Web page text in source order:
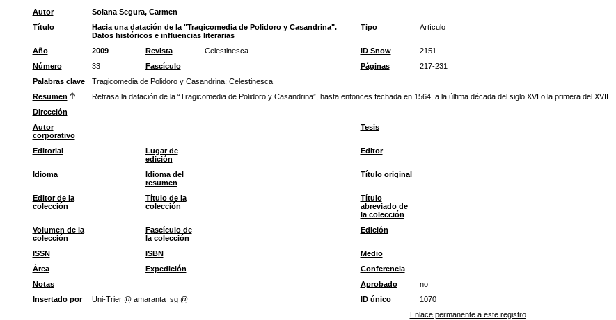
Autor
Solana Segura, Carmen
Título
Hacia una datación de la "Tragicomedia de Polidoro y Casandrina".
Datos históricos e influencias literarias
Tipo Artículo
Año 2009 Revista Celestinesca ID Snow
2151
Número
33 Fascículo Páginas
217-231
Palabras clave
Tragicomedia de Polidoro y Casandrina; Celestinesca
Resumen
Retrasa la datación de la “Tragicomedia de Polidoro y Casandrina”, hasta entonces fechada en 1564, a la última década del siglo XVI o la primera del XVII.
Dirección
Autor
corporativo
Tesis
Editorial
Lugar de
edición
Editor
Idioma
Idioma del
resumen
Título original
Editor de la
colección
Título de la
colección
Título
abreviado de
la colección
Volumen de la
colección
Fascículo de
la colección
Edición
ISSN ISBN
Medio
Área
Expedición
Conferencia
Notas
Aprobado
no
Insertado por
Uni-Trier @ amaranta_sg @ ID único
1070
Enlace permanente a este registro